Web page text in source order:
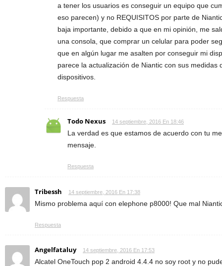
a tener los usuarios es conseguir un equipo que
eso parecen) y no REQUISITOS por parte de
baja importante, debido a que en mi opinión, me
una consola, que comprar un celular para poder
que en algún lugar me asalten por conseguir mi
parece la actualización de Niantic con sus medidas
dispositivos.
Respuesta
Todo Nexus 14 septiembre, 2016 En 18:46
La verdad es que estamos de acuerdo con tu
mensaje.
Respuesta
Tribessh 14 septiembre, 2016 En 17:38
Mismo problema aquí con elephone p8000! Que mal
Respuesta
Angelfataluy 14 septiembre, 2016 En 17:53
Alcatel OneTouch pop 2 android 4.4.4 no soy root y no